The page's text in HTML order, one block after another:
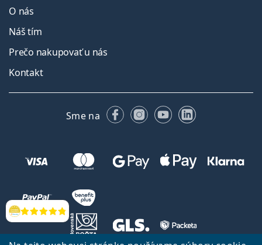
Hodnotenia
O nás
Náš tím
Prečo nakupovať u nás
Kontakt
Sme na FacebookuInstagrame
YouTubeLinkedIn